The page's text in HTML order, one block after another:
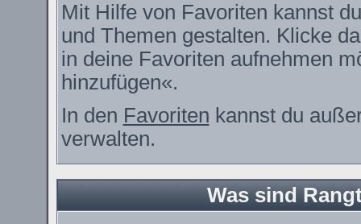
Mit Hilfe von Favoriten kannst
und Themen gestalten. Klicke
in deine Favoriten aufnehmen
hinzufügen«.
In den Favoriten kannst du
verwalten.
Was sind